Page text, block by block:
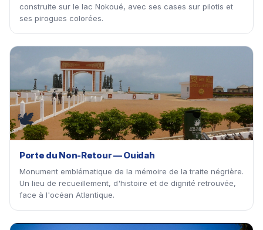
construite sur le lac Nokoué, avec ses cases sur pilotis et
ses pirogues colorées.
🕊
Porte du Non-Retour — Ouidah
Monument emblématique de la mémoire de la traite négrière.
Un lieu de recueillement, d'histoire et de dignité retrouvée,
face à l'océan Atlantique.